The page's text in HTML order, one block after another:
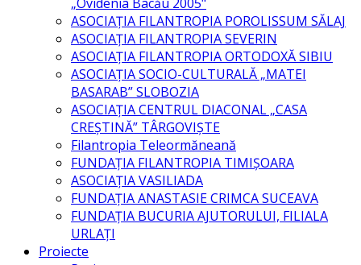
ASOCIAŢIA FILANTROPIA POROLISSUM SĂLAJ
ASOCIAȚIA FILANTROPIA SEVERIN
ASOCIAȚIA FILANTROPIA ORTODOXĂ SIBIU
ASOCIAŢIA SOCIO-CULTURALĂ „MATEI
BASARAB” SLOBOZIA
ASOCIAȚIA CENTRUL DIACONAL „CASA
CREȘTINĂ” TÂRGOVIȘTE
Filantropia Teleormăneană
FUNDAȚIA FILANTROPIA TIMIȘOARA
ASOCIAȚIA VASILIADA
FUNDAȚIA ANASTASIE CRIMCA SUCEAVA
FUNDAȚIA BUCURIA AJUTORULUI, FILIALA
URLAȚI
Proiecte